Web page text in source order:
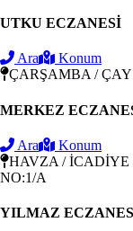
UTKU ECZANESİ
Ara
Konum
ÇARŞAMBA /
MERKEZ
Ara
Konum
HAVZA /
NO:1/A
YILMAZ